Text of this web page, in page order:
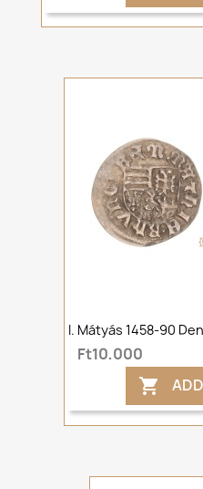
I. Mátyás 1458-90
Ft10,000
